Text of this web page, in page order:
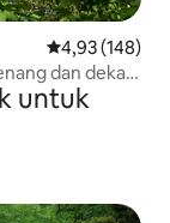
Nilai rata-rata
4,93 (148)
dan dekat
untuk